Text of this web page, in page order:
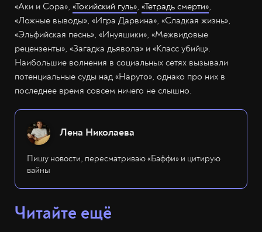
«Аки и Сора», «Токийский гуль», «Тетрадь смерти»,
«Ложные выводы», «Игра Дарвина», «Сладкая жизнь»,
«Эльфийская песнь», «Инуяшики», «Межвидовые
рецензенты», «Загадка дьявола» и «Класс убийц».
Наибольшие волнения в социальных сетях вызывали
потенциальные суды над «Наруто», однако про них в
последнее время совсем ничего не слышно.
Лена Николаева
Пишу новости, пересматриваю «Баффи» и цитирую
вайны
Читайте ещё